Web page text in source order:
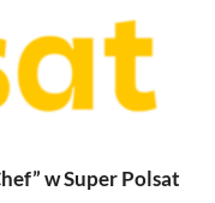
w Super Polsat